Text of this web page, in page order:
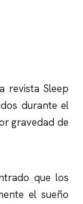
revista Sleep
durante el
gravedad de
que los
el sueño